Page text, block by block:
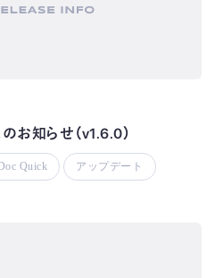
お知らせ（v1.6.0）
Quick アップデート